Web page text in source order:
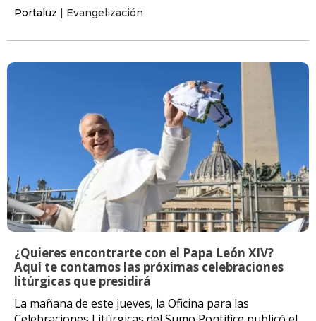
Portaluz | Evangelización
¿Quieres encontrarte con el Papa León XIV?
Aquí te contamos las próximas celebraciones
litúrgicas que presidirá
La mañana de este jueves, la Oficina para las